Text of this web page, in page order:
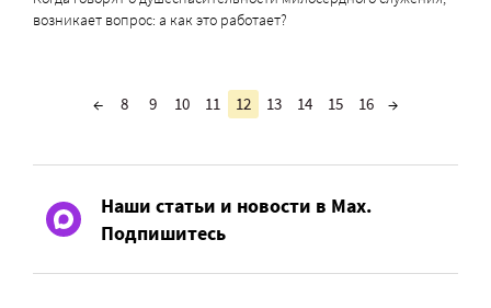
возникает вопрос: а как это работает?
← 8 9 10 11 12 13 14 15 16 →
Наши статьи и новости в Max.
Подпишитесь